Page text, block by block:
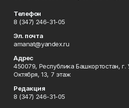
Телефон
8 (347) 246-31-05
Эл. почта
amanat@yandex.ru
Адрес
450079, Республика Башкортостан, г.
Октября, 13, 7 этаж
Редакция
8 (347) 246-31-05